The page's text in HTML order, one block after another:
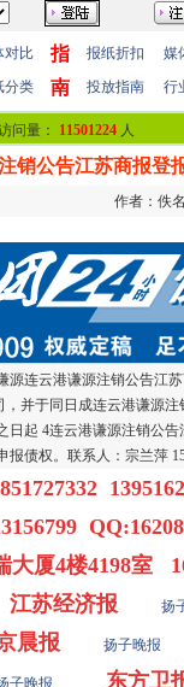
对比
指
南
报纸折扣
媒
分类 投放指南 行
问量： 11501224 人
销公告江苏商报登
作者：佚
连云港谦源注销公告江
并于同日成连云港谦源
起 4连云港谦源注销公
债权。联系人：宗兰萍
厦4楼4198室
江苏经济报 扬
晨报 扬子晚报
子晚报
东方卫